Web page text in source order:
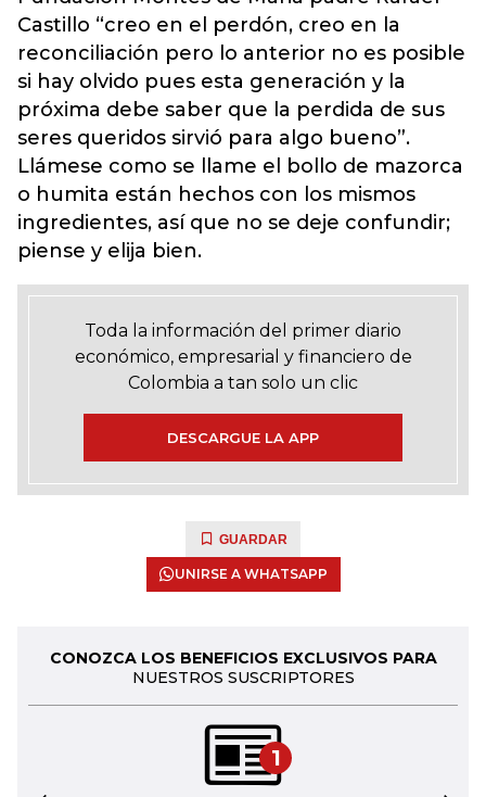
Castillo “creo en el perdón, creo en la
reconciliación pero lo anterior no es posible
si hay olvido pues esta generación y la
próxima debe saber que la perdida de sus
seres queridos sirvió para algo bueno”.
Llámese como se llame el bollo de mazorca
o humita están hechos con los mismos
ingredientes, así que no se deje confundir;
piense y elija bien.
Toda la información del primer diario
económico, empresarial y financiero de
Colombia a tan solo un clic
DESCARGUE LA APP
GUARDAR
UNIRSE A WHATSAPP
CONOZCA LOS BENEFICIOS EXCLUSIVOS PARA
NUESTROS SUSCRIPTORES
1